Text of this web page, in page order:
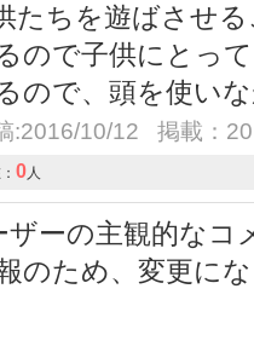
たちを遊ばさせ
ので子供にとっ
ので、頭を使い
:2016/10/12 掲載：
0人
ーの主観的なコ
のため、変更に